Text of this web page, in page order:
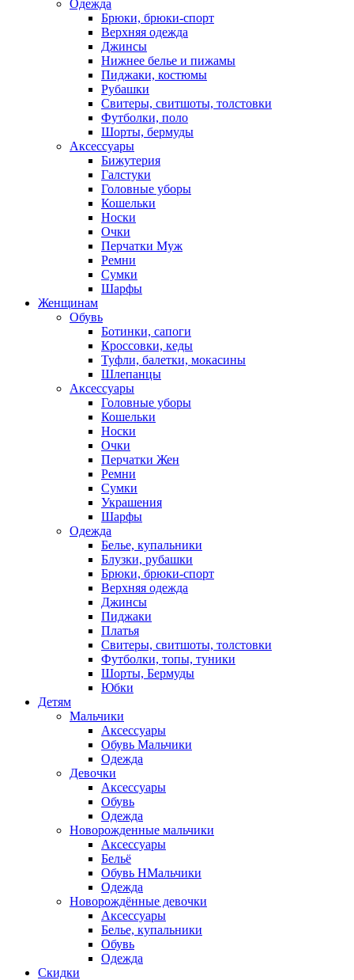
Одежда
Брюки, брюки-спорт
Верхняя одежда
Джинсы
Нижнее белье и пижамы
Пиджаки, костюмы
Рубашки
Свитеры, свитшоты, толстовки
Футболки, поло
Шорты, бермуды
Аксессуары
Бижутерия
Галстуки
Головные уборы
Кошельки
Носки
Очки
Перчатки Муж
Ремни
Сумки
Шарфы
Женщинам
Обувь
Ботинки, сапоги
Кроссовки, кеды
Туфли, балетки, мокасины
Шлепанцы
Аксессуары
Головные уборы
Кошельки
Носки
Очки
Перчатки Жен
Ремни
Сумки
Украшения
Шарфы
Одежда
Белье, купальники
Блузки, рубашки
Брюки, брюки-спорт
Верхняя одежда
Джинсы
Пиджаки
Платья
Свитеры, свитшоты, толстовки
Футболки, топы, туники
Шорты, Бермуды
Юбки
Детям
Мальчики
Аксессуары
Обувь Мальчики
Одежда
Девочки
Аксессуары
Обувь
Одежда
Новорожденные мальчики
Аксессуары
Бельё
Обувь НМальчики
Одежда
Новорождённые девочки
Аксессуары
Белье, купальники
Обувь
Одежда
Скидки